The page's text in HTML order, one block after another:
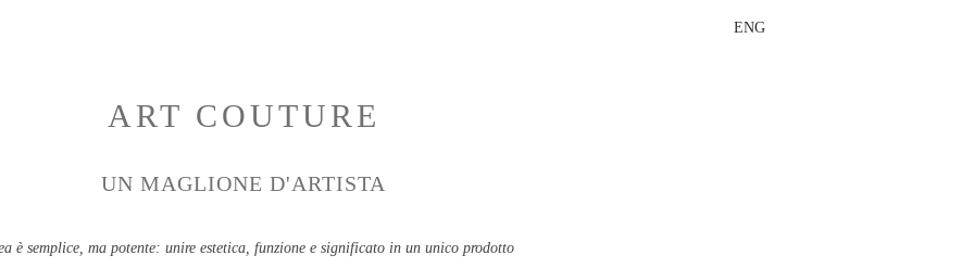
ENG
ART COUTURE
UN MAGLIONE D'ARTISTA
è semplice, ma potente: unire estetica, funzione e significato in un unico prodotto